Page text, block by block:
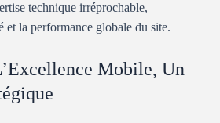
technique irréprochable,
et la performance globale du site.
Mobile, Un